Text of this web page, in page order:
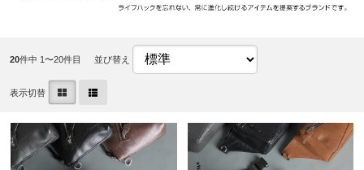
20件中 1〜20件目 並び替え
表示切替